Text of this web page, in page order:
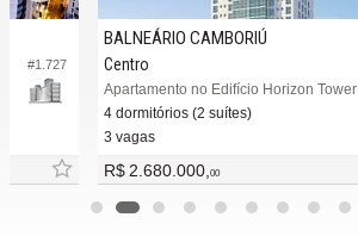
#1.727
BALNEÁRIO CAMBORIÚ
Centro
Apartamento no Edifício Horizon Tower
4 dormitórios (2 suítes)
3 vagas
R$ 2.680.000, 00